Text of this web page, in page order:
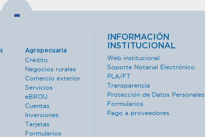
-
Agropecuaria
Crédito
Negocios rurales
Comercio exterior
Servicios
eBROU
Cuentas
Inversiones
Tarjetas
Formularios
INFORMACIÓN
INSTITUCIONAL
Web institucional
Soporte Notarial Electrónico
PLA/FT
Transparencia
Protección de Datos Personales
Formularios
Pago a proveedores